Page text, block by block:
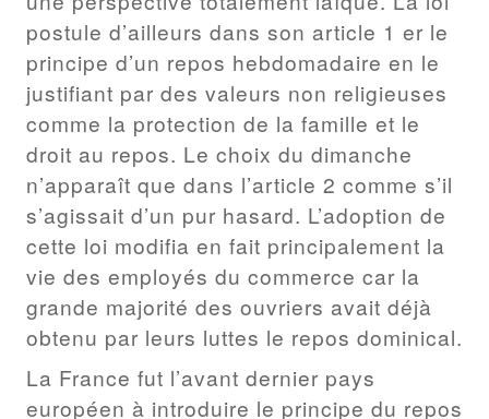
postule d’ailleurs dans son article 1 er le
principe d’un repos hebdomadaire en le
justifiant par des valeurs non religieuses
comme la protection de la famille et le
droit au repos. Le choix du dimanche
n’apparaît que dans l’article 2 comme s’il
s’agissait d’un pur hasard. L’adoption de
cette loi modifia en fait principalement la
vie des employés du commerce car la
grande majorité des ouvriers avait déjà
obtenu par leurs luttes le repos dominical.
La France fut l’avant dernier pays
européen à introduire le principe du repos